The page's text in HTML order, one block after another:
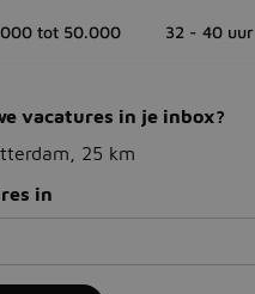
tot 50.000 32 - 40 uur
vacatures in je inbox?
25 km
in